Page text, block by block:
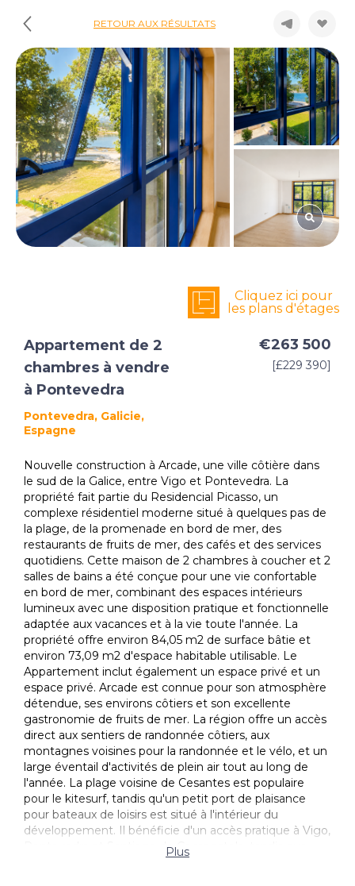
RETOUR AUX RÉSULTATS
Cliquez ici pour
les plans d'étages
Appartement de 2
chambres à vendre
à Pontevedra
Pontevedra, Galicie,
Espagne
€263 500
[£229 390]
Nouvelle construction à Arcade, une ville côtière dans
le sud de la Galice, entre Vigo et Pontevedra. La
propriété fait partie du Residencial Picasso, un
complexe résidentiel moderne situé à quelques pas de
la plage, de la promenade en bord de mer, des
restaurants de fruits de mer, des cafés et des services
quotidiens. Cette maison de 2 chambres à coucher et 2
salles de bains a été conçue pour une vie confortable
en bord de mer, combinant des espaces intérieurs
lumineux avec une disposition pratique et fonctionnelle
adaptée aux vacances et à la vie toute l'année. La
propriété offre environ 84,05 m2 de surface bâtie et
environ 73,09 m2 d'espace habitable utilisable. Le
Appartement inclut également un espace privé et un
espace privé. Arcade est connue pour son atmosphère
détendue, ses environs côtiers et son excellente
gastronomie de fruits de mer. La région offre un accès
direct aux sentiers de randonnée côtiers, aux
montagnes voisines pour la randonnée et le vélo, et un
large éventail d'activités de plein air tout au long de
l'année. La plage voisine de Cesantes est populaire
pour le kitesurf, tandis qu'un petit port de plaisance
pour bateaux de loisirs est situé à l'intérieur du
développement. Il bénéficie d'un accès pratique à Vigo,
Pontevedra et Santiago de Compostela, tandis que
l'aéroport de Vigo est situé à environ 16 km. Convient
Plus